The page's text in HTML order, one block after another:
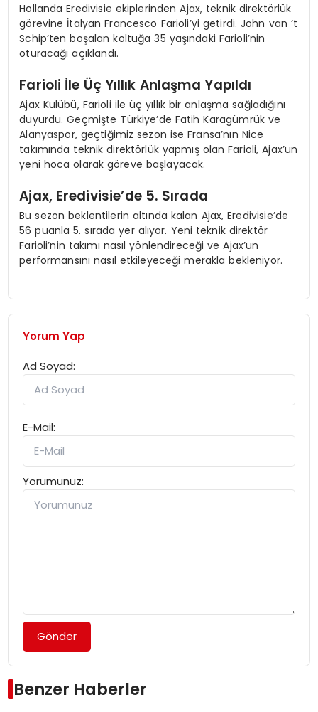
Hollanda Eredivisie ekiplerinden Ajax, teknik direktörlük
görevine İtalyan Francesco Farioli’yi getirdi. John van ‘t
Schip’ten boşalan koltuğa 35 yaşındaki Farioli’nin
oturacağı açıklandı.
Farioli İle Üç Yıllık Anlaşma Yapıldı
Ajax Kulübü, Farioli ile üç yıllık bir anlaşma sağladığını
duyurdu. Geçmişte Türkiye’de Fatih Karagümrük ve
Alanyaspor, geçtiğimiz sezon ise Fransa’nın Nice
takımında teknik direktörlük yapmış olan Farioli, Ajax’un
yeni hoca olarak göreve başlayacak.
Ajax, Eredivisie’de 5. Sırada
Bu sezon beklentilerin altında kalan Ajax, Eredivisie’de
56 puanla 5. sırada yer alıyor. Yeni teknik direktör
Farioli’nin takımı nasıl yönlendireceği ve Ajax’un
performansını nasıl etkileyeceği merakla bekleniyor.
Yorum Yap
Ad Soyad:
E-Mail:
Yorumunuz:
Gönder
Benzer Haberler